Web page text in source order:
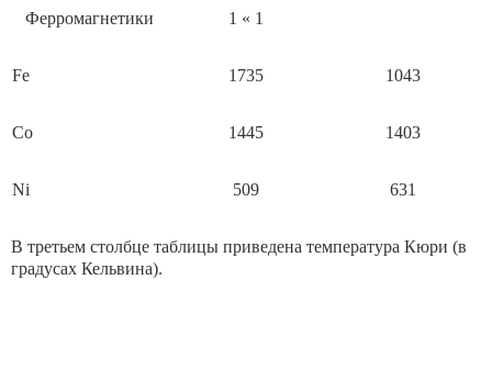
Ферромагнетики 1 « 1
Fe 1735 1043
Со 1445 1403
Ni 509 631
В третьем столбце таблицы приведена температура Кюри (в
граду­сах Кельвина).